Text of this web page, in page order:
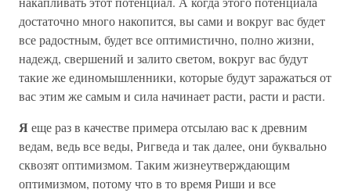
достаточно много накопится, вы сами и вокруг вас будет
все радостным, будет все оптимистично, полно жизни,
надежд, свершений и залито светом, вокруг вас будут
такие же единомышленники, которые будут заражаться от
вас этим же самым и сила начинает расти, расти и расти.
Яеще раз в качестве примера отсылаю вас к древним
ведам, ведь все веды, Ригведа и так далее, они буквально
сквозят оптимизмом. Таким жизнеутверждающим
оптимизмом, потому что в то время Риши и все